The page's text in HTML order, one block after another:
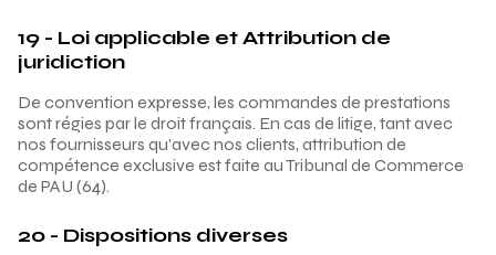
19 - Loi applicable et Attribution de
juridiction
De convention expresse, les commandes de prestations
sont régies par le droit français. En cas de litige, tant avec
nos fournisseurs qu'avec nos clients, attribution de
compétence exclusive est faite au Tribunal de Commerce
de PAU (64).
20 - Dispositions diverses